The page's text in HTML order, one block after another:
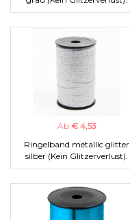
Ab € 4,53
Ringelband metallic glitter
silber (Kein Glitzerverlust).